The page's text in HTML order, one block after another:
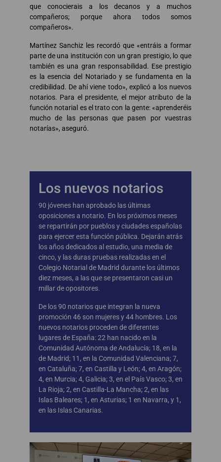
que conocierais a los decanos y a muchos
compañeros; porque ahora todos somos
compañeros».
Martínez Sanchiz les recordó que «entráis a formar
parte de una institución con un gran prestigio, lo que
también es una gran responsabilidad. Ese prestigio
es la esencia del Notariado y se fundamenta en la
credibilidad. De ahí viene todo», explicó a los nuevos
notarios. Para el presidente, el mejor atributo de la
función notarial es el trato con la gente: «aprenderéis
mucho de las personas que pasen por vuestras
notarías», aseguró.
Los nuevos notarios
90 jóvenes han aprobado las últimas
oposiciones a notario. En los próximos meses
se repartirán por pueblos y ciudades españolas
para ejercer esta función pública. Dejarán atrás
los años dedicados al estudio, una media de
cinco, y las duras pruebas realizadas en el
Colegio Notarial de Madrid durante los últimos
diez meses, a las que se presentaron casi un
millar de opositores.
De los 90 notarios que integran la nueva
promoción 46 son mujeres y 44 hombres. Los
nuevos notarios proceden de diferentes
lugares de España: 22 han nacido en la
Comunidad Autónoma de Andalucía; 18, en la
de Madrid; 11, en la Comunidad Valenciana; 7,
en Cataluña; 7, en Castilla y León; 4, en Aragón;
4, en Murcia; 4, Galicia; 3, en el País Vasco; 3, en
La Rioja; 2, en Castilla-La Mancha; 2, en las
Islas Baleares; 1, en Asturias; 1 en Navarra, y 1,
en las Islas Canarias.